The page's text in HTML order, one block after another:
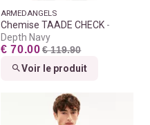
ARMEDANGELS
Chemise TAADE CHECK
Depth Navy
€ 70.00 € 119.90
Voir le produit